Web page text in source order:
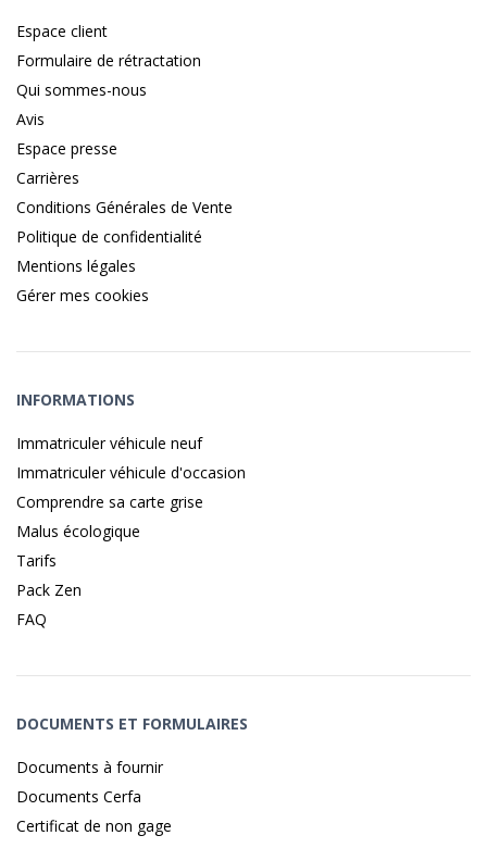
Espace client
Formulaire de rétractation
Qui sommes-nous
Avis
Espace presse
Carrières
Conditions Générales de Vente
Politique de confidentialité
Mentions légales
Gérer mes cookies
INFORMATIONS
Immatriculer véhicule neuf
Immatriculer véhicule d'occasion
Comprendre sa carte grise
Malus écologique
Tarifs
Pack Zen
FAQ
DOCUMENTS ET FORMULAIRES
Documents à fournir
Documents Cerfa
Certificat de non gage